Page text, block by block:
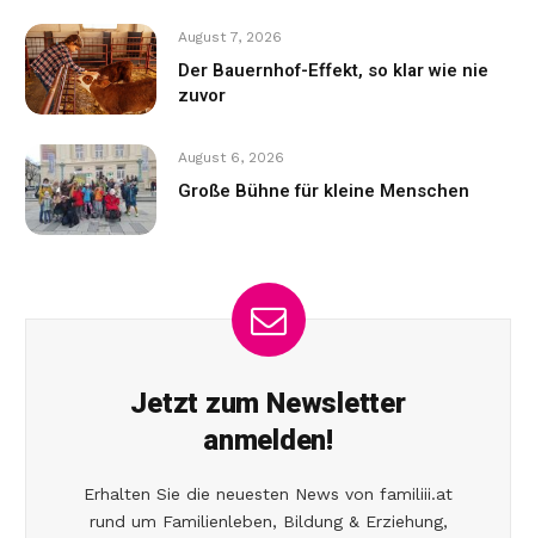
August 7, 2026
Der Bauernhof-Effekt, so klar wie nie
zuvor
August 6, 2026
Große Bühne für kleine Menschen
Jetzt zum Newsletter
anmelden!
Erhalten Sie die neuesten News von familiii.at
rund um Familienleben, Bildung & Erziehung,